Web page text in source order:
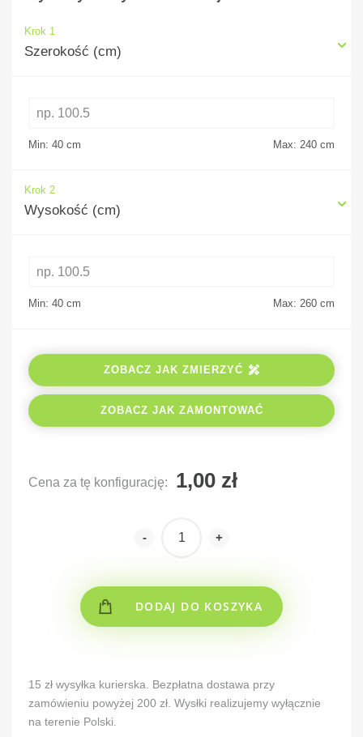
Krok 1
Szerokość (cm)
Min: 40 cm Max: 240 cm
Krok 2
Wysokość (cm)
Min: 40 cm Max: 260 cm
ZOBACZ JAK ZMIERZYĆ
ZOBACZ JAK ZAMONTOWAĆ
Cena za tę konfigurację:
- +
DODAJ DO KOSZYKA
15 zł wysyłka kurierska. Bezpłatna dostawa przy
zamówieniu powyżej 200 zł. Wysłki realizujemy wyłącznie
na terenie Polski.